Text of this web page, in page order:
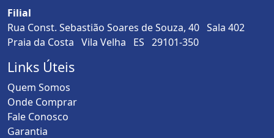
Filial
Rua Const. Sebastião Soares de Souza, 40 Sala 402
Praia da Costa Vila Velha ES 29101-350
Links Úteis
Quem Somos
Onde Comprar
Fale Conosco
Garantia